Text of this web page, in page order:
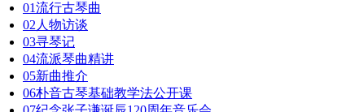
01流行古琴曲
02 人物访谈
03寻琴记
04流派琴曲精讲
05新曲推介
06朴音古琴基础教学法公开课